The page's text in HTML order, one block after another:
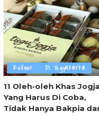
Kuliner
DI Yogyakarta
11 Oleh-oleh Khas Jogja
Yang Harus Di Coba,
Tidak Hanya Bakpia